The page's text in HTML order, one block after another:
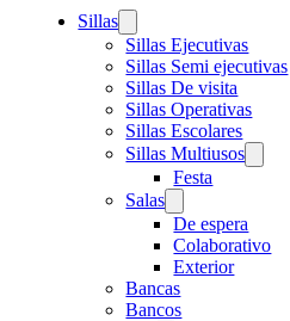
Sillas
Sillas Ejecutivas
Sillas Semi ejecutivas
Sillas De visita
Sillas Operativas
Sillas Escolares
Sillas Multiusos
Festa
Salas
De espera
Colaborativo
Exterior
Bancas
Bancos